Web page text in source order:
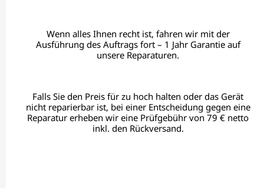
Wenn alles Ihnen recht ist, fahren wir mit der
Ausführung des Auftrags fort – 1 Jahr Garantie auf
unsere Reparaturen.
Falls Sie den Preis für zu hoch halten oder das Gerät
nicht reparierbar ist, bei einer Entscheidung gegen eine
Reparatur erheben wir eine Prüfgebühr von 79 € netto
inkl. den Rückversand.